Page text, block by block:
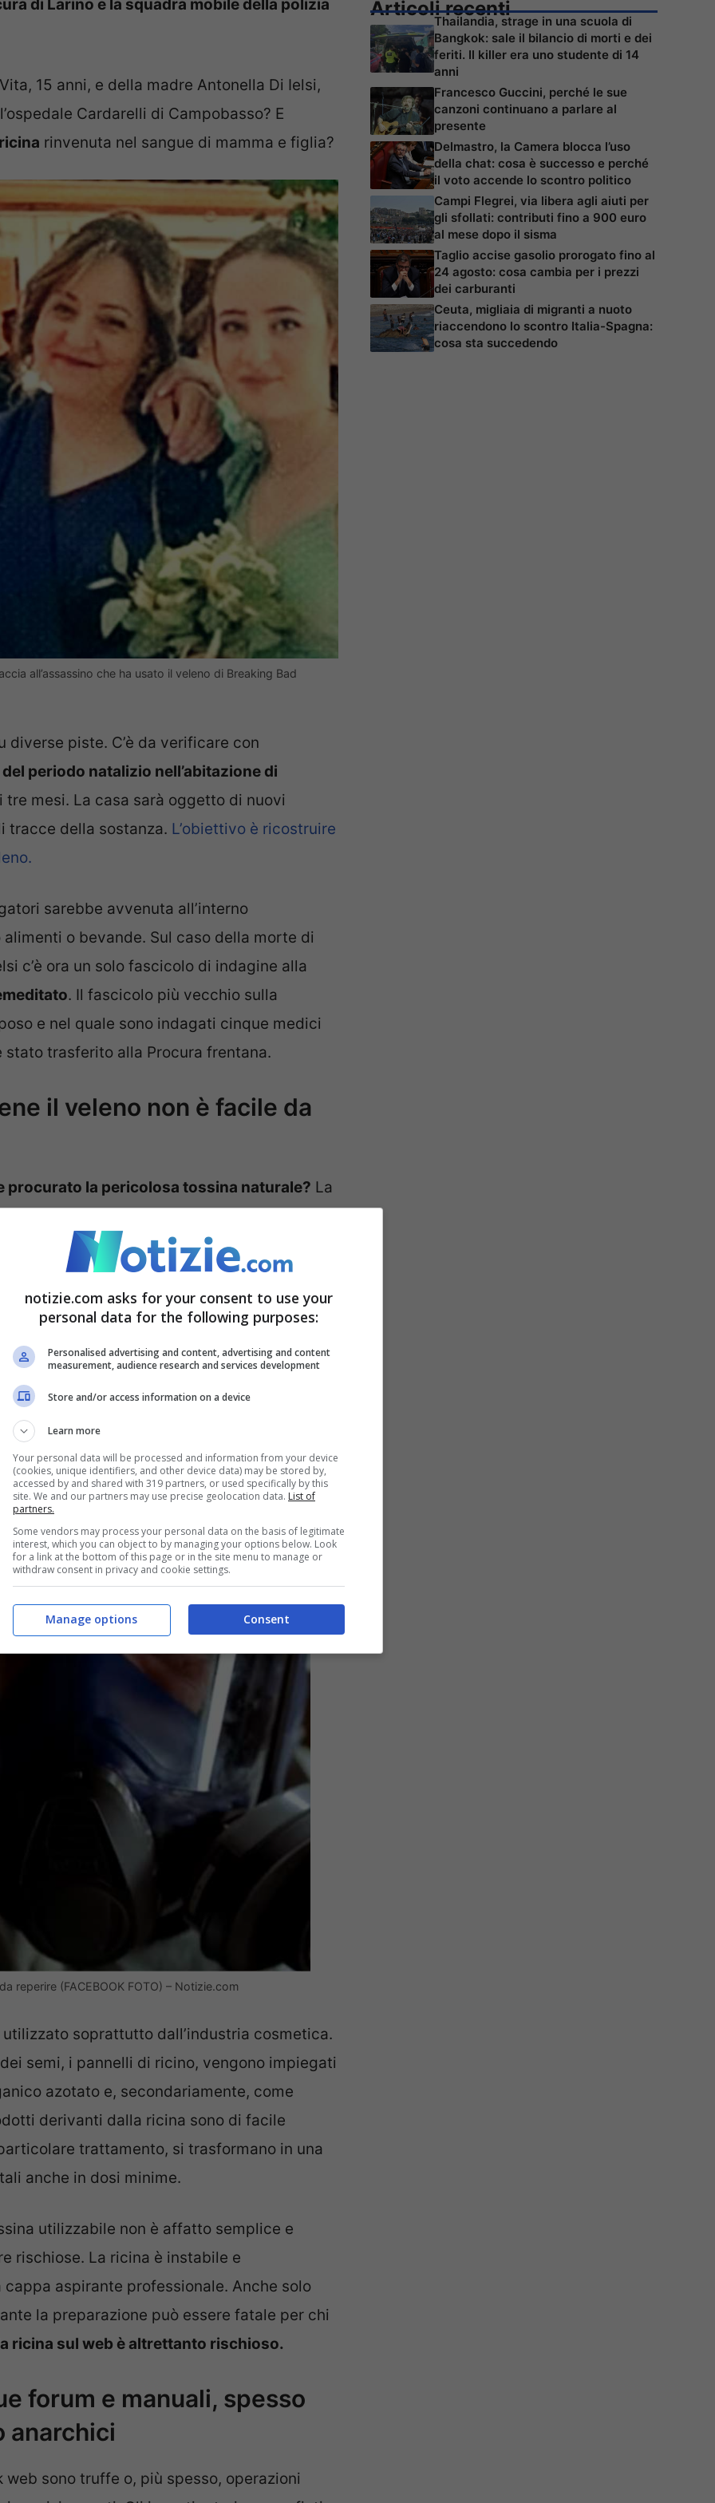
di Larino e la squadra mobile della polizia
15 anni, e della madre Antonella Di Ielsi,
Cardarelli di Campobasso? E
rinvenuta nel sangue di mamma e figlia?
all’assassino che ha usato il veleno di Breaking Bad
piste. C’è da verificare con
periodo natalizio nell’abitazione di
mesi. La casa sarà oggetto di nuovi
tracce della sostanza. L’obiettivo è ricostruire
sarebbe avvenuta all’interno
o bevande. Sul caso della morte di
c’è ora un solo fascicolo di indagine alla
. Il fascicolo più vecchio sulla
e nel quale sono indagati cinque medici
stato trasferito alla Procura frentana.
il veleno non è facile da
procurato la pericolosa tossina naturale? La
da reperire ma si troverebbe anche in
a palmo il territorio, senza risultati. Le
sul web, o meglio, sul dark web, la parte
illegali.
pianta del ricino. Si tratta di una tossina
agente chimico per via del suo utilizzo
cellule, disattiva i ribosomi, le “fabbriche”
muore. È inserita nella Tabella 1 della
. Ciò significa che la sua produzione, detenzione
internazionale.
reperire (FACEBOOK FOTO) – Notizie.com
utilizzato soprattutto dall’industria cosmetica.
semi, i pannelli di ricino, vengono impiegati
azotato e, secondariamente, come
derivanti dalla ricina sono di facile
trattamento, si trasformano in una
anche in dosi minime.
utilizzabile non è affatto semplice e
rischiose. La ricina è instabile e
aspirante professionale. Anche solo
la preparazione può essere fatale per chi
ricina sul web è altrettanto rischioso.
forum e manuali, spesso
anarchici
sono truffe o, più spesso, operazioni
Articoli recenti
Thailandia, strage in una scuola di
Bangkok: sale il bilancio di morti e dei
feriti. Il killer era uno studente di 14
anni
Francesco Guccini, perché le sue
canzoni continuano a parlare al
presente
Delmastro, la Camera blocca l’uso
della chat: cosa è successo e perché
il voto accende lo scontro politico
Campi Flegrei, via libera agli aiuti per
gli sfollati: contributi fino a 900 euro
al mese dopo il sisma
Taglio accise gasolio prorogato fino al
24 agosto: cosa cambia per i prezzi
dei carburanti
Ceuta, migliaia di migranti a nuoto
riaccendono lo scontro Italia-Spagna:
cosa sta succedendo
notizie.com asks for your consent to use your
personal data for the following purposes:
Personalised advertising and content, advertising and content
measurement, audience research and services development
Store and/or access information on a device
Learn more
Your personal data will be processed and information from your device
(cookies, unique identifiers, and other device data) may be stored by,
accessed by and shared with 319 partners, or used specifically by this
site. We and our partners may use precise geolocation data. List of
partners.
Some vendors may process your personal data on the basis of legitimate
interest, which you can object to by managing your options below. Look
for a link at the bottom of this page or in the site menu to manage or
withdraw consent in privacy and cookie settings.
Consent
Manage options